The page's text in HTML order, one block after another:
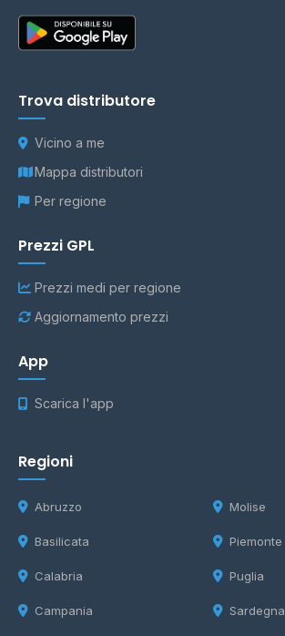
Trova distributore
Vicino a me
Mappa distributori
Per regione
Prezzi GPL
Prezzi medi per regione
Aggiornamento prezzi
App
Scarica l'app
Regioni
Abruzzo
Basilicata
Calabria
Campania
Molise
Piemonte
Puglia
Sardegna